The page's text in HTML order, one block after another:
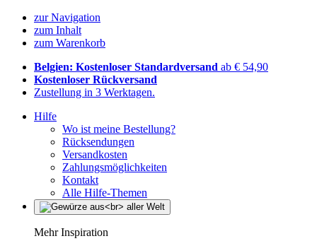
zur Navigation
zum Inhalt
zum Warenkorb
Belgien: Kostenloser Standardversand ab € 54,90
Kostenloser Rückversand
Zustellung in 3 Werktagen.
Hilfe
Wo ist meine Bestellung?
Rücksendungen
Versandkosten
Zahlungsmöglichkeiten
Kontakt
Alle Hilfe-Themen
Mehr Inspiration